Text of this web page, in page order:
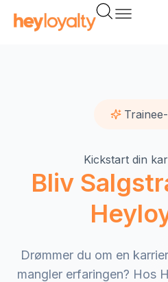
Kickstart din
Bliv
Drømmer du om en
mangler erfaringen? Hos